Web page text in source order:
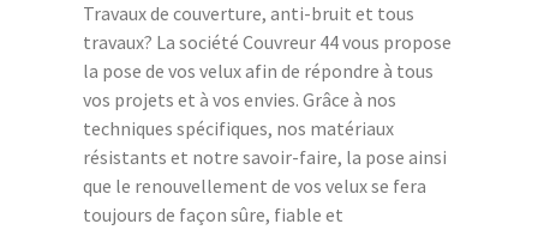
Travaux de couverture, anti-bruit et tous
travaux? La société Couvreur 44 vous propose
la pose de vos velux afin de répondre à tous
vos projets et à vos envies. Grâce à nos
techniques spécifiques, nos matériaux
résistants et notre savoir-faire, la pose ainsi
que le renouvellement de vos velux se fera
toujours de façon sûre, fiable et